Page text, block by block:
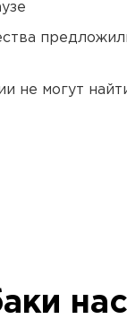
не могут